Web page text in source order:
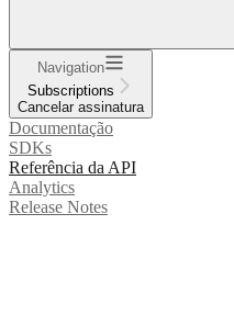
Navigation
Subscriptions
Cancelar assinatura
Documentação
SDKs
Referência da API
Analytics
Release Notes